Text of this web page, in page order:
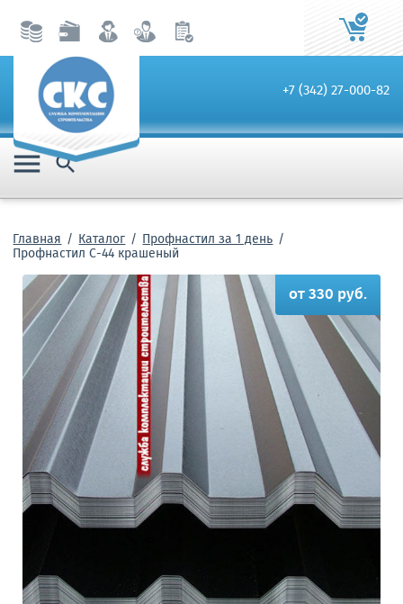
+7 (342) 27-000-82
 
Главная Каталог Профнастил за 1 день
Профнастил С-44 крашеный
от 330 руб.